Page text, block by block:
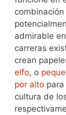
admirable
carreras
crean
elfo, o
por alto
cultura de